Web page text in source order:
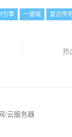
引擎 一键端 复古传
热
/云服务器